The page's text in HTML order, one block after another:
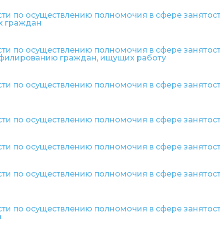
по осуществлению полномочия в сфере
граждан
по осуществлению полномочия в сфере
граждан, ищущих работу
по осуществлению полномочия в сфере
по осуществлению полномочия в сфере
по осуществлению полномочия в сфере
по осуществлению полномочия в сфере
по осуществлению полномочия в сфере